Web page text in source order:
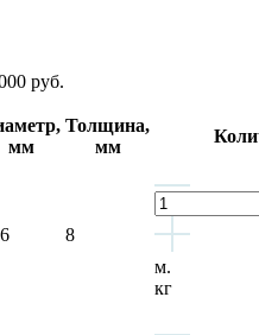
руб.
мм
Толщина,
мм
8
м.
кг